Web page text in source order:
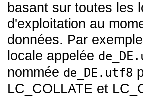
basant sur toutes les
d'exploitation au
données. Par
locale appelée
nommée de_DE.utf8
LC_COLLATE et